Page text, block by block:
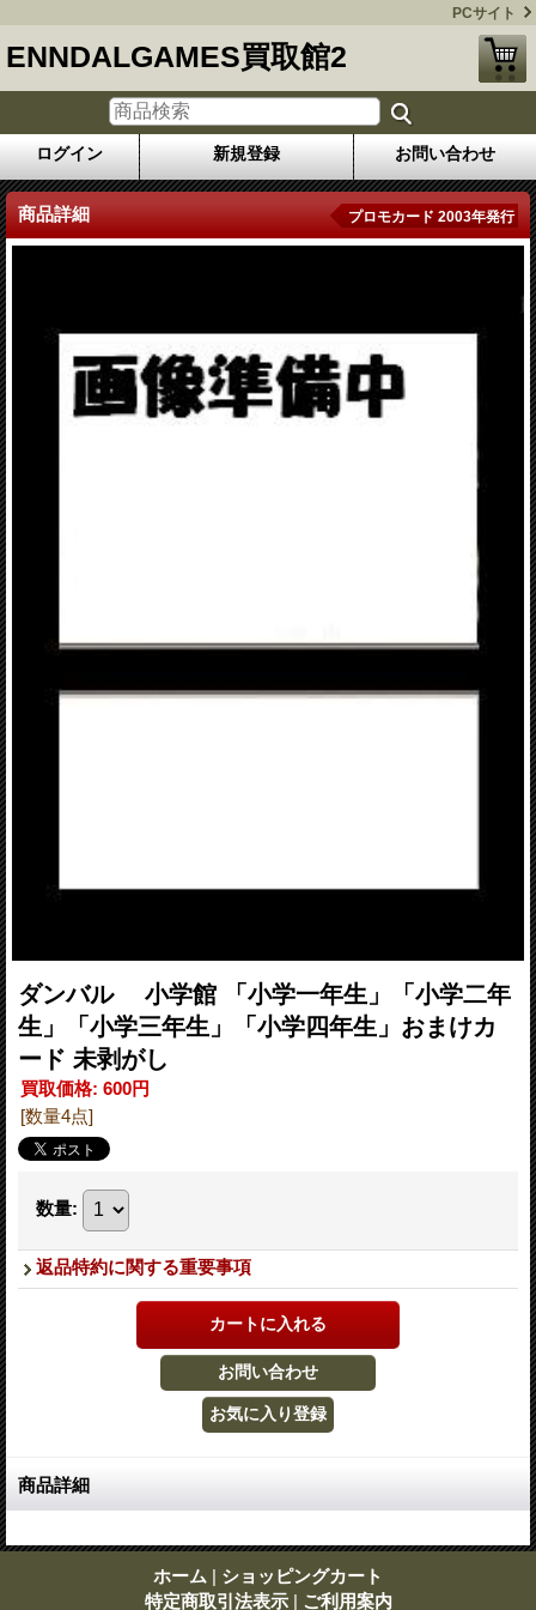
PCサイト
ENNDALGAMES買取館2
ログイン 新規登録 お問い合わせ
商品詳細 プロモカード 2003年発行
ダンバル 小学館 「小学一年生」「小学二年
生」「小学三年生」「小学四年生」おまけカ
ード 未剥がし
買取価格: 600円
[数量4点]
数量:
返品特約に関する重要事項
商品詳細
ホーム | ショッピングカート
特定商取引法表示 | ご利用案内